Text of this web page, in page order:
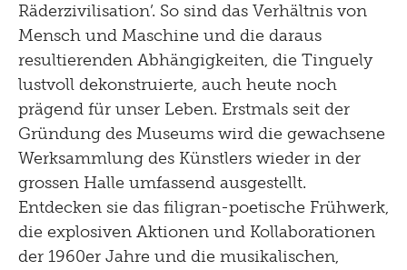
Räderzivilisation’. So sind das Verhältnis von
Mensch und Maschine und die daraus
resultierenden Abhängigkeiten, die Tinguely
lustvoll dekonstruierte, auch heute noch
prägend für unser Leben. Erstmals seit der
Gründung des Museums wird die gewachsene
Werksammlung des Künstlers wieder in der
grossen Halle umfassend ausgestellt.
Entdecken sie das filigran-poetische Frühwerk,
die explosiven Aktionen und Kollaborationen
der 1960er Jahre und die musikalischen,